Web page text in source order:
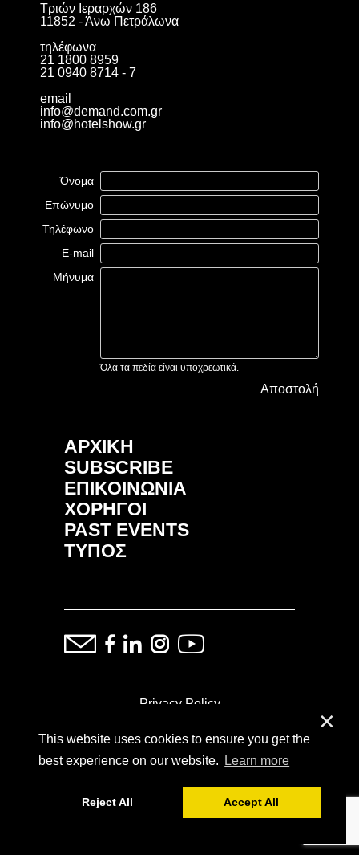
This website uses cookies to ensure you get the
best experience on our website.
Learn more
Reject All Accept All
✕
Τριών Ιεραρχών 186
11852 - Άνω Πετράλωνα
τηλέφωνα
21 1800 8959
21 0940 8714 - 7
email
info@demand.com.gr
info@hotelshow.gr
Όνομα
Επώνυμο
Τηλέφωνο
E-mail
Μήνυμα
Όλα τα πεδία είναι υποχρεωτικά.
Αποστολή
ΑΡΧΙΚΗ
SUBSCRIBE
ΕΠΙΚΟΙΝΩΝΙΑ
ΧΟΡΗΓΟΙ
PAST EVENTS
ΤΥΠΟΣ
Privacy Policy
ⓒ Copyright: Demand Fairs & Media, 2014-2026
Powered by SoFar